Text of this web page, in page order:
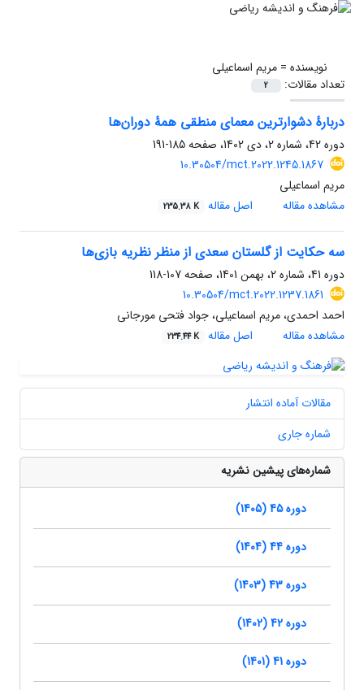
نویسنده =مریم اسماعیلی
تعداد مقالات:
2
دربارهٔ دشوارترین معمای منطقی همۀ دوران‌ها
دوره 42، شماره 2، دی 1402، صفحه
185-191
10.30504/mct.2022.1245.1867
مریم اسماعیلی
مشاهده مقاله
اصل مقاله 235.38 K
سه حکایت از گلستان سعدی از منظر نظریه بازی‌ها
دوره 41، شماره 2، بهمن 1401، صفحه
107-118
10.30504/mct.2022.1237.1861
احمد احمدی، مریم اسماعیلی، جواد فتحی مورجانی
مشاهده مقاله
اصل مقاله 234.44 K
مقالات آماده انتشار
شماره جاری
شماره‌های پیشین نشریه
دوره 45 (1405)
دوره 44 (1404)
دوره 43 (1403)
دوره 42 (1402)
دوره 41 (1401)